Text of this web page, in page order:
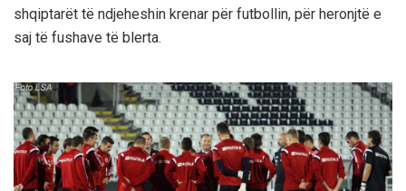
shqiptarët të ndjeheshin krenar për futbollin, për heronjtë e
saj të fushave të blerta.